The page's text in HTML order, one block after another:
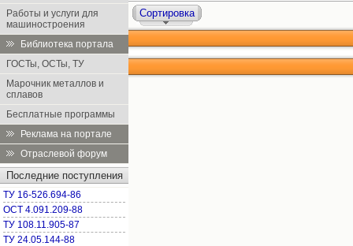
Работы и услуги для
машиностроения
Библиотека портала
ГОСТы, ОСТы, ТУ
Марочник металлов и
сплавов
Бесплатные программы
Реклама на портале
Отраслевой форум
Последние поступления
ТУ 16-526.694-86
ОСТ 4.091.209-88
ТУ 108.11.905-87
ТУ 24.05.144-88
Сортировка